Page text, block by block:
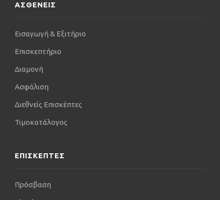
ΑΣΘΕΝΕΙΣ
Εισαγωγή & Εξιτήριο
Επισκεπτήριο
Διαμονή
Ασφάλιση
Διεθνείς Επισκέπτες
Τιμοκατάλογος
ΕΠΙΣΚΕΠΤΕΣ
Πρόσβαση